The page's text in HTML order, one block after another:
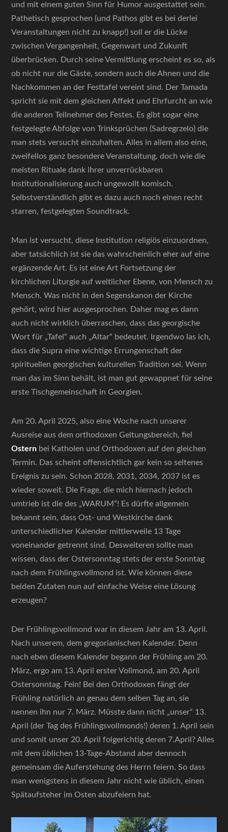
und mit einem guten Sinn für Humor ausgestattet sein.
Pathetisch gesprochen (und Pathos gibt es bei derlei
Veranstaltungen nicht zu knapp!) soll er die Lücke
zwischen Vergangenheit, Gegenwart und Zukunft
überbrücken. Durch seine Vermittlung erscheint es so, als
ob nicht nur die Gäste, sondern auch die Ahnen und die
Nachkommen an der Festtafel vereint sind. Der Tamada
spricht sie mit dem gleichen Affekt und Ehrfurcht an wie
die anderen Teilnehmer des Festes. Es gibt sogar eine
festgelegte Abfolge von Trinksprüchen (Sadregrzelo) die
man stets versucht einzuhalten. Alles in allem also eine,
zweifellos ganz besondere Veranstaltung, doch wie die
meisten Rituale dank ihrer unverrückbaren
Institutionalisierung auch ungewollt komisch.
Selbstverständlich gibt es dazu auch noch einen recht
starren, festgelegten Soundtrack.
Man ist versucht, diese Institution religiös einzuordnen,
aber tatsächlich ist sie das wahrscheinlich eher auf eine
ergänzende Art. Es ist eine Art Fortsetzung der
kirchlichen Liturgie auf weltlicher Ebene, von Mensch zu
Mensch. Was nicht in den Segenskanon der Kirche
gehört, wird hier ausgesprochen. Daher mag es dann
auch nicht wirklich überraschen, dass das georgische
Wort für „Tafel“ auch „Altar“ bedeutet. Irgendwo las ich,
dass die Supra eine wichtige Errungenschaft der
spirituellen georgischen kulturellen Tradition sei. Wenn
man das im Sinn behält, ist man gut gewappnet für seine
erste Tischgemeinschaft in Georgien.
Am 20. April 2025, also eine Woche nach unserer
Ausreise aus dem orthodoxen Geltungsbereich, fiel
Ostern bei Katholen und Orthodoxen auf den gleichen
Termin. Das scheint offensichtlich gar kein so seltenes
Ereignis zu sein. Schon 2028, 2031, 2034, 2037 ist es
wieder soweit. Die Frage, die mich hiernach jedoch
umtrieb ist die des „WARUM“! Es dürfte allgemein
bekannt sein, dass Ost- und Westkirche dank
unterschiedlicher Kalender mittlerweile 13 Tage
voneinander getrennt sind. Desweiteren sollte man
wissen, dass der Ostersonntag stets der erste Sonntag
nach dem Frühlingsvollmond ist. Wie können diese
beiden Zutaten nun auf einfache Weise eine Lösung
erzeugen?
Der Frühlingsvollmond war in diesem Jahr am 13. April.
Nach unserem, dem gregorianischen Kalender. Denn
nach eben diesem Kalender begann der Frühling am 20.
März, ergo am 13. April erster Vollmond, am 20. April
Ostersonntag. Fein! Bei den Orthodoxen fängt der
Frühling natürlich an genau dem selben Tag an, sie
nennen ihn nur 7. März. Müsste dann nicht „unser“ 13.
April (der Tag des Frühlingsvollmonds!) deren 1. April sein
und somit unser 20. April folgerichtig deren 7.April? Alles
mit dem üblichen 13-Tage-Abstand aber dennoch
gemeinsam die Auferstehung des Herrn feiern. So dass
man wenigstens in diesem Jahr nicht wie üblich, einen
Spätaufsteher im Osten abzufeiern hat.